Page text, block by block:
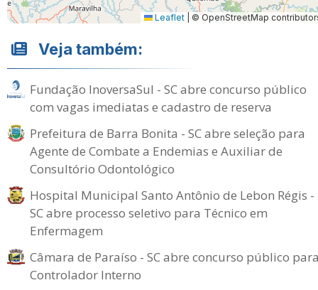
Leaflet © OpenStreetMap
Veja também:
Fundação InoversaSul - SC abre concurso público
com vagas imediatas e cadastro de reserva
Prefeitura de Barra Bonita - SC abre seleção para
Agente de Combate a Endemias e Auxiliar de
Consultório Odontológico
Hospital Municipal Santo Antônio de Lebon Régis -
SC abre processo seletivo para Técnico em
Enfermagem
Câmara de Paraíso - SC abre concurso público
Controlador Interno